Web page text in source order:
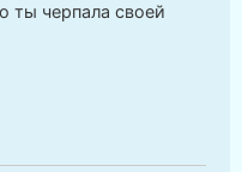
ты черпала своей